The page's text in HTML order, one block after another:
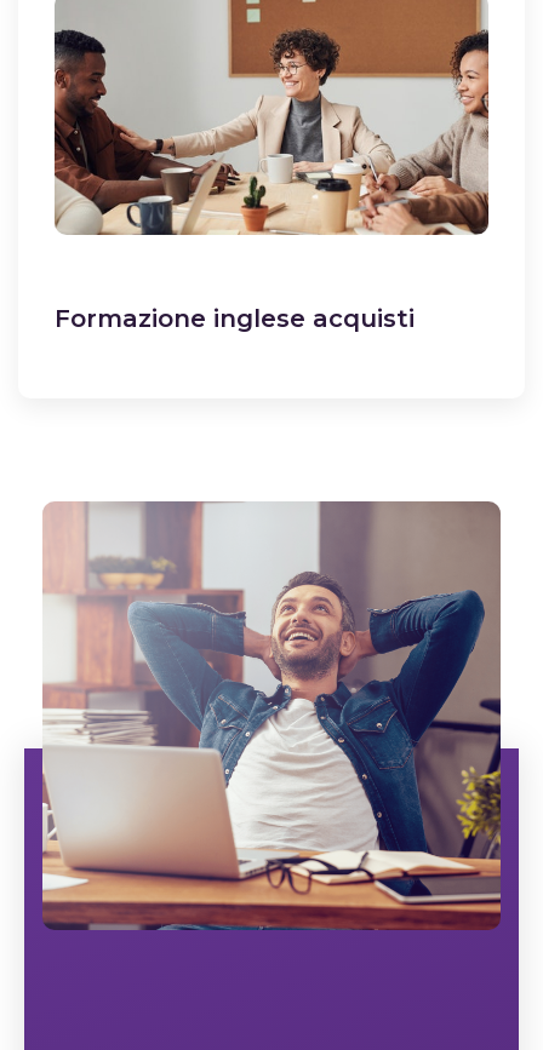
Formazione inglese acquisti